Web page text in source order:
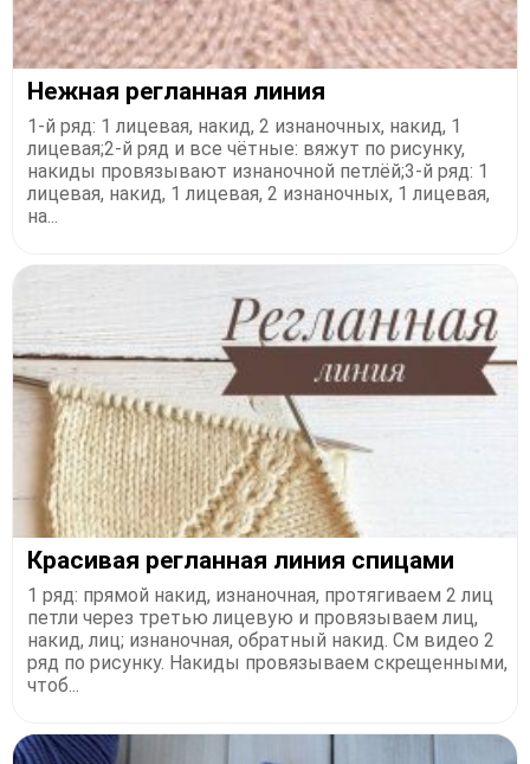
Нежная регланная линия
1-й ряд: 1 лицевая, накид, 2 изнаночных, накид, 1
лицевая;2-й ряд и все чётные: вяжут по рисунку,
накиды провязывают изнаночной петлёй;3-й ряд: 1
лицевая, накид, 1 лицевая, 2 изнаночных, 1 лицевая,
на...
Красивая регланная линия спицами
1 ряд: прямой накид, изнаночная, протягиваем 2 лиц
петли через третью лицевую и провязываем лиц,
накид, лиц; изнаночная, обратный накид. См видео 2
ряд по рисунку. Накиды провязываем скрещенными,
чтоб...